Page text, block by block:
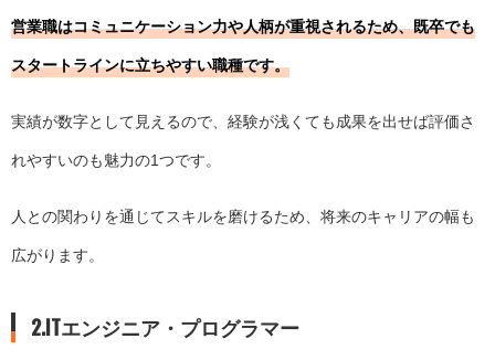
営業職はコミュニケーション力や人柄が重視されるため、既卒でも
スタートラインに立ちやすい職種です。
実績が数字として見えるので、経験が浅くても成果を出せば評価さ
れやすいのも魅力の1つです。
人との関わりを通じてスキルを磨けるため、将来のキャリアの幅も
広がります。
2.ITエンジニア・プログラマー